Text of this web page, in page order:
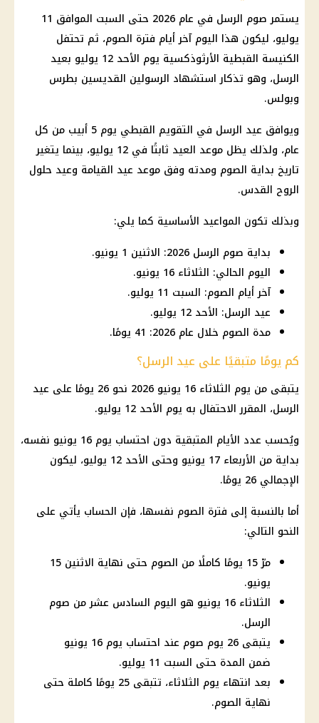
يستمر صوم الرسل في عام 2026 حتى السبت الموافق 11
يوليو، ليكون هذا اليوم آخر أيام فترة الصوم، ثم تحتفل
الكنيسة القبطية الأرثوذكسية يوم الأحد 12 يوليو بعيد
الرسل، وهو تذكار استشهاد الرسولين القديسين بطرس
وبولس.
ويوافق عيد الرسل في التقويم القبطي يوم 5 أبيب من كل
عام، ولذلك يظل موعد العيد ثابتًا في 12 يوليو، بينما يتغير
تاريخ بداية الصوم ومدته وفق موعد عيد القيامة وعيد حلول
الروح القدس.
وبذلك تكون المواعيد الأساسية كما يلي:
بداية صوم الرسل 2026: الاثنين 1 يونيو.
اليوم الحالي: الثلاثاء 16 يونيو.
آخر أيام الصوم: السبت 11 يوليو.
عيد الرسل: الأحد 12 يوليو.
مدة الصوم خلال عام 2026: 41 يومًا.
كم يومًا متبقيًا على عيد الرسل؟
يتبقى من يوم الثلاثاء 16 يونيو 2026 نحو 26 يومًا على عيد
الرسل، المقرر الاحتفال به يوم الأحد 12 يوليو.
ويُحسب عدد الأيام المتبقية دون احتساب يوم 16 يونيو نفسه،
بداية من الأربعاء 17 يونيو وحتى الأحد 12 يوليو، ليكون
الإجمالي 26 يومًا.
أما بالنسبة إلى فترة الصوم نفسها، فإن الحساب يأتي على
النحو التالي:
مرّ 15 يومًا كاملًا من الصوم حتى نهاية الاثنين 15
يونيو.
الثلاثاء 16 يونيو هو اليوم السادس عشر من صوم
الرسل.
يتبقى 26 يوم صوم عند احتساب يوم 16 يونيو
ضمن المدة حتى السبت 11 يوليو.
بعد انتهاء يوم الثلاثاء، تتبقى 25 يومًا كاملة حتى
نهاية الصوم.